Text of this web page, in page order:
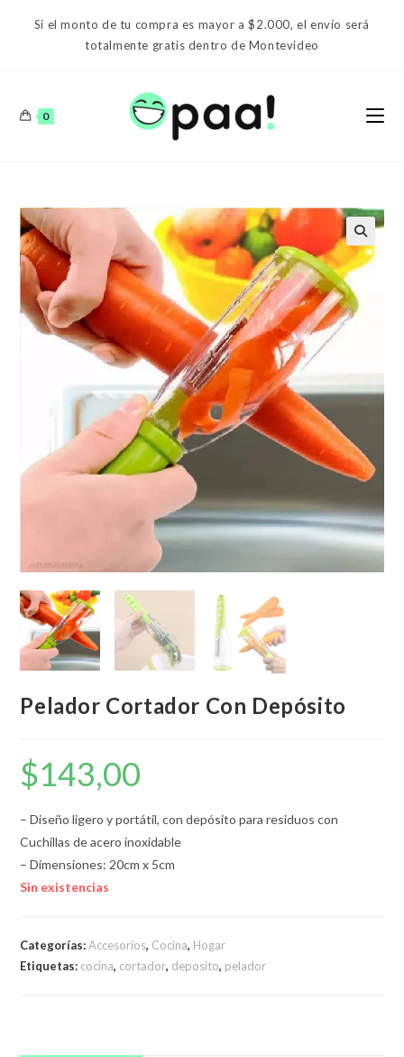
Si el monto de tu compra es mayor a $2.000, el envío será
totalmente gratis dentro de Montevideo
0
Pelador Cortador Con Depósito
$143,00
– Diseño ligero y portátil, con depósito para residuos con
Cuchillas de acero inoxidable
– Dimensiones: 20cm x 5cm
Sin existencias
Categorías:Accesorios, Cocina, Hogar
Etiquetas: cocina, cortador, deposito, pelador